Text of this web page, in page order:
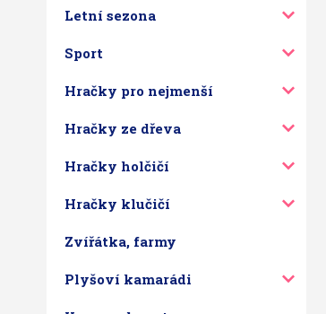
Letní sezona
Sport
Hračky pro nejmenší
Hračky ze dřeva
Hračky holčičí
Hračky klučičí
Zvířátka, farmy
Plyšoví kamarádi